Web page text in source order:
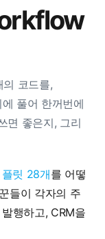
의 코드를,
풀어 한꺼번에
면 좋은지, 그리
릿 28개를 어떻
들이 각자의 주
행하고, CRM을